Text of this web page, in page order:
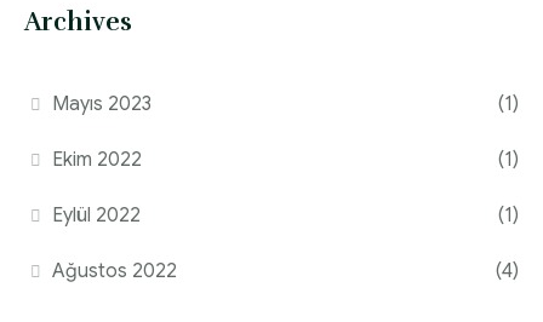
Archives
Mayıs 2023 (1)
Ekim 2022 (1)
Eylül 2022 (1)
Ağustos 2022 (4)